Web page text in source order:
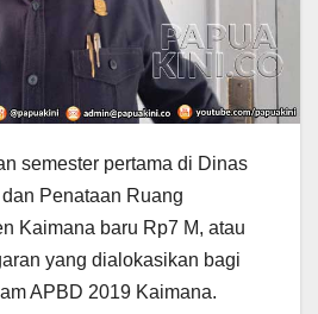
semester pertama di Dinas
Penataan Ruang
Kaimana baru Rp7 M, atau
yang dialokasikan bagi
APBD 2019 Kaimana.